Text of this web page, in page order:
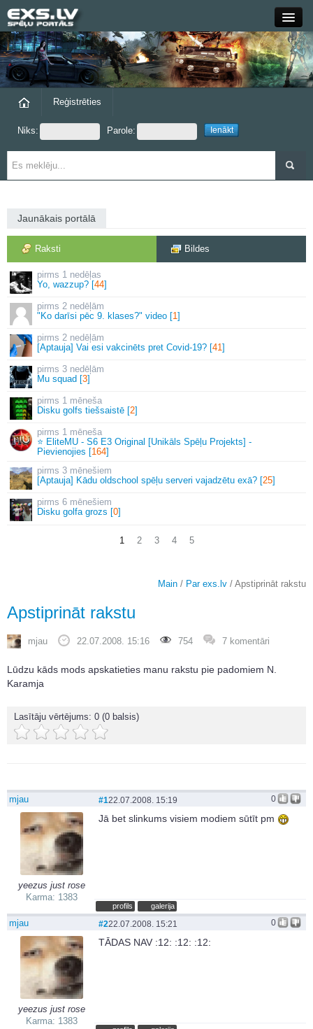
Close
Forums
Grupas
Reģistrēties
Niks: Parole:
Jaunākais portālā
Raksti Bildes
1 nedēļas
Yo, wazzup? [44]
2 nedēļām
"Ko darīsi pēc 9. klases?" video [1]
2 nedēļām
[Aptauja] Vai esi vakcinēts pret Covid-19? [41]
3 nedēļām
Mu squad [3]
1 mēneša
Disku golfs tiešsaistē [2]
1 mēneša
⭐ EliteMU - S6 E3 Original [Unikāls Spēļu Projekts] -
Pievienojies [164]
3 mēnešiem
[Aptauja] Kādu oldschool spēļu serveri vajadzētu exā? [25]
6 mēnešiem
Disku golfa grozs [0]
1 2 3 4 5
Main / Par exs.lv / Apstiprināt rakstu
Apstiprināt rakstu
mjau 22.07.2008. 15:16 754 7 komentāri
Lūdzu kāds mods apskatieties manu rakstu pie padomiem N.
Karamja
Lasītāju vērtējums: 0 (0 balsis)
mjau
yeezus just rose
Karma: 1383
0
#122.07.2008. 15:19
Jā bet slinkums visiem modiem sūtīt pm
profils galerija
mjau
yeezus just rose
Karma: 1383
0
#222.07.2008. 15:21
TĀDAS NAV :12: :12: :12: